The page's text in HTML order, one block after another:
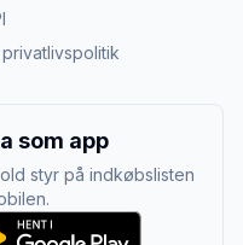
som app
styr på indkøbslisten